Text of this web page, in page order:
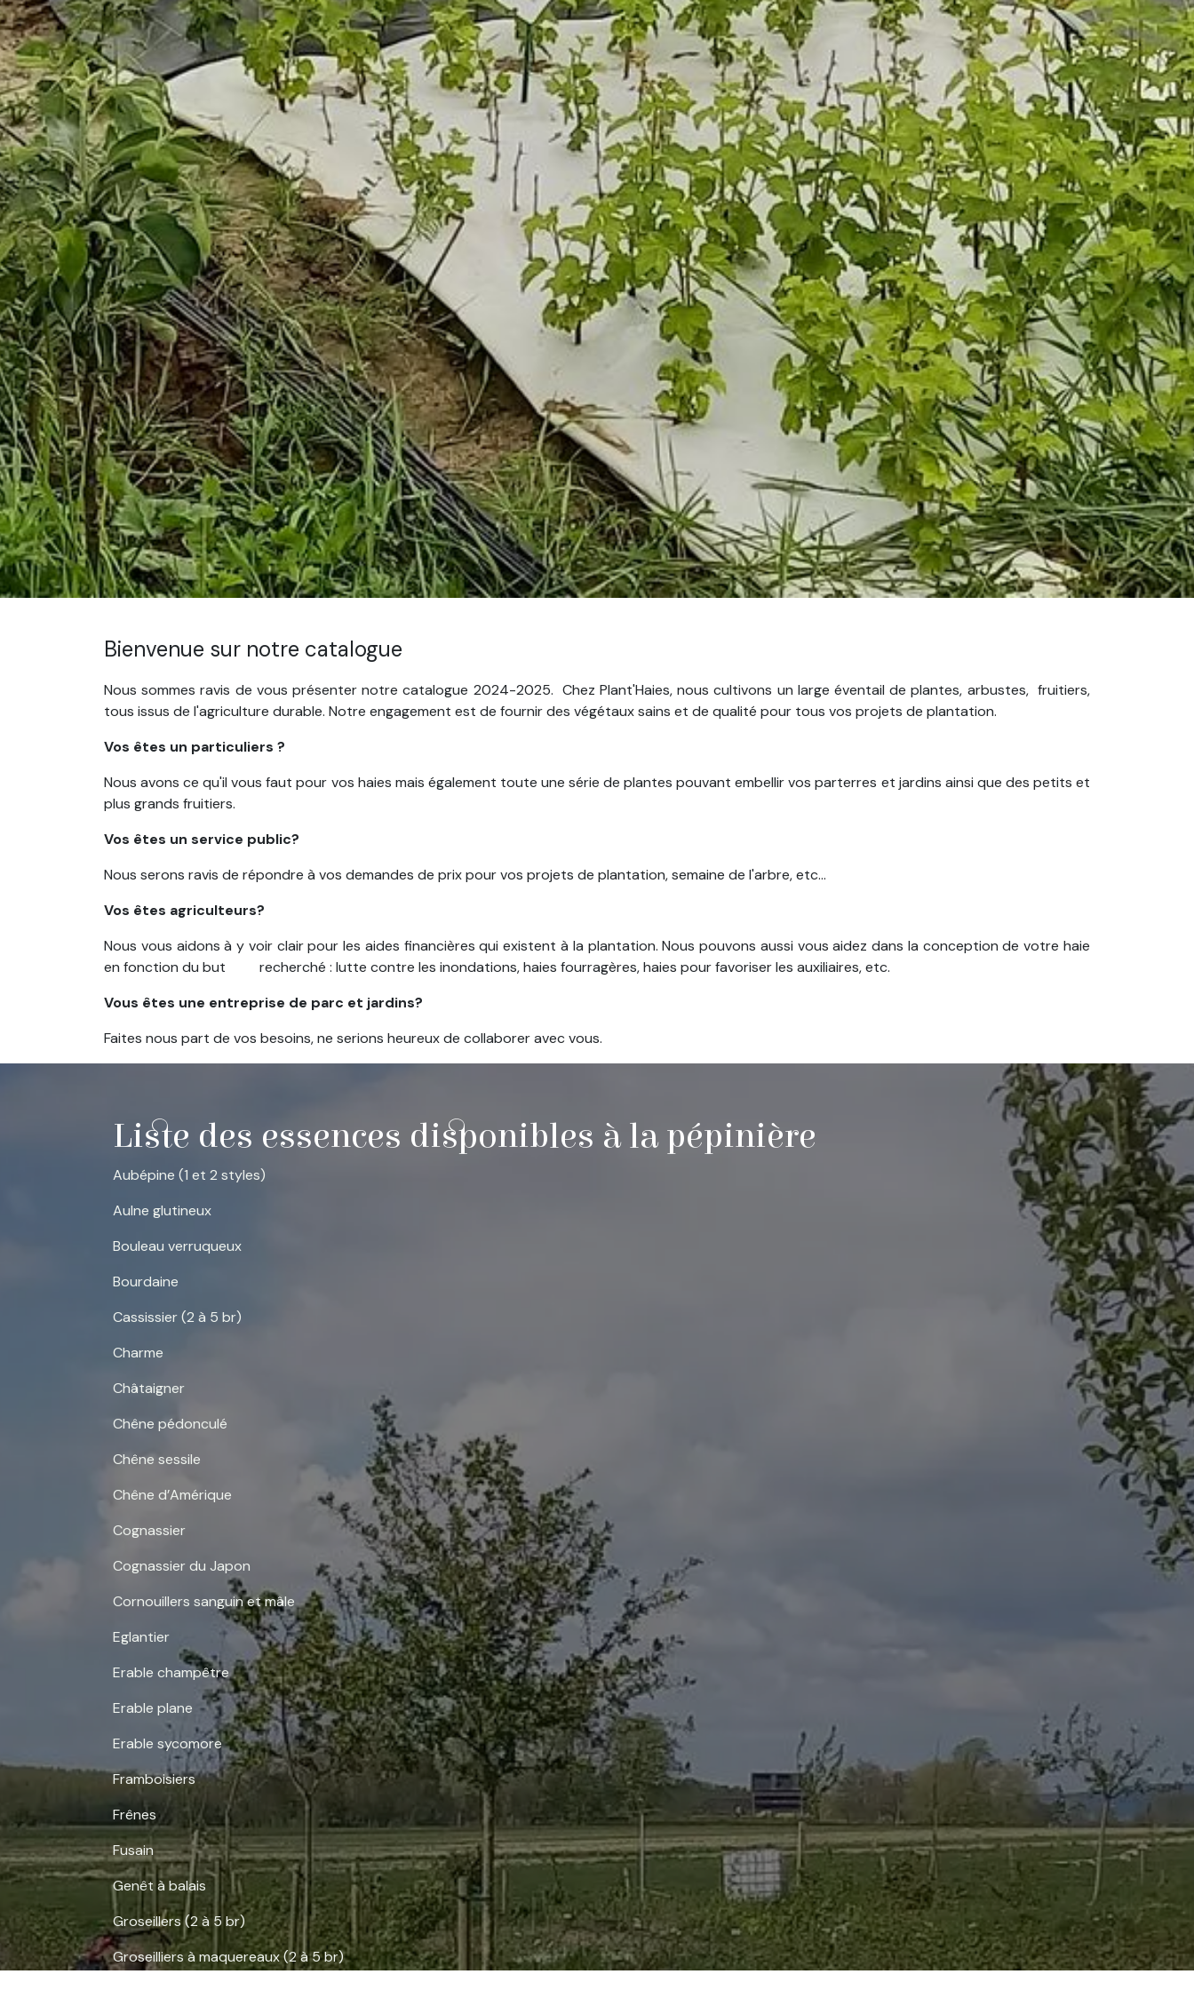
Bienvenue sur notre catalogue
Nous sommes ravis de vous présenter notre catalogue 2024-2025. Chez Plant'Haies, nous cultivons un large éventail de plantes, arbustes, fruitiers,
tous issus de l'agriculture durable. Notre engagement est de fournir des végétaux sains et de qualité pour tous vos projets de plantation.
Vos êtes un particuliers ?
​Nous avons ce qu'il vous faut pour vos haies mais également toute une série de plantes pouvant embellir vos parterres et jardins ainsi que des petits et
plus grands fruitiers.
Vos êtes un service public?
Nous serons ravis de répondre à vos demandes de prix pour vos projets de plantation, semaine de l'arbre, etc...
Vos êtes agriculteurs?
Nous vous aidons à y voir clair pour les aides financières qui existent à la plantation. Nous pouvons aussi vous aidez dans la conception de votre haie
en fonction du but
​recherché : lutte contre les inondations, haies fourragères, haies pour favoriser les auxiliaires, etc.
Vous êtes une entreprise de parc et jardins?
Faites nous part de vos besoins, ne serions heureux de collaborer avec vous.
Liste des essences disponibles à la pépinière
Aubépine (1 et 2 styles)
Aulne glutineux
Bouleau verruqueux
Bourdaine
Cassissier (2 à 5 br)
Charme
Châtaigner
Chêne pédonculé
Chêne sessile
Chêne d’Amérique
Cognassier
Cognassier du Japon
Cornouillers sanguin et mâle
Eglantier
Erable champêtre
Erable plane
Erable sycomore
Framboisiers
Frênes
Fusain
Genêt à balais
Groseillers (2 à 5 br)
Groseilliers à maquereaux (2 à 5 br)